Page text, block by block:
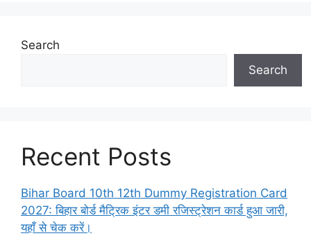
Search
Search
Recent Posts
Bihar Board 10th 12th Dummy Registration Card
2027: बिहार बोर्ड मैट्रिक इंटर डमी रजिस्ट्रेशन कार्ड हुआ जारी,
यहाँ से चेक करें।